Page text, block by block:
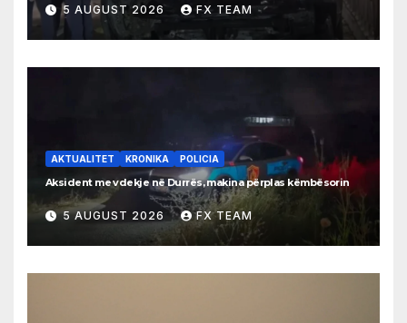
5 AUGUST 2026 FX TEAM
AKTUALITET KRONIKA POLICIA
Aksident me vdekje në Durrës, makina përplas këmbësorin
5 AUGUST 2026 FX TEAM